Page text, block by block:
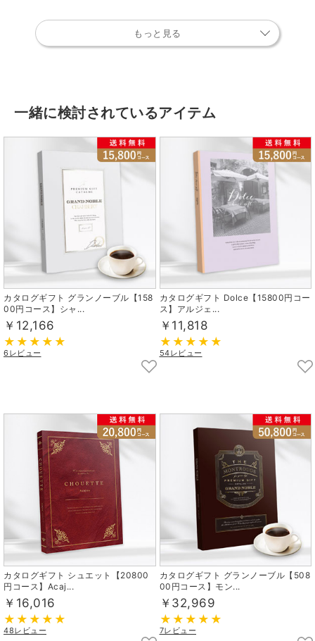
もっと見る
一緒に検討されているアイテム
カタログギフト グランノーブル【158
00円コース】シャ...
￥12,166
6レビュー
カタログギフト Dolce【15800円コー
ス】アルジェ...
￥11,818
54レビュー
カタログギフト シュエット【20800
円コース】Acaj...
￥16,016
48レビュー
カタログギフト グランノーブル【508
00円コース】モン...
￥32,969
7レビュー